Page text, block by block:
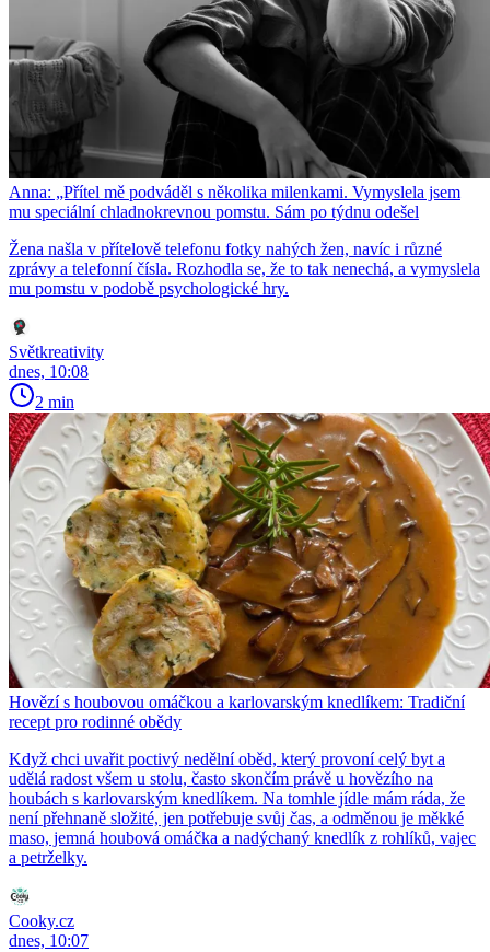
Anna: „Přítel mě podváděl s několika milenkami. Vymyslela jsem
mu speciální chladnokrevnou pomstu. Sám po týdnu odešel
Žena našla v přítelově telefonu fotky nahých žen, navíc i různé
zprávy a telefonní čísla. Rozhodla se, že to tak nenechá, a vymyslela
mu pomstu v podobě psychologické hry.
Světkreativity
dnes, 10:08
2 min
Hovězí s houbovou omáčkou a karlovarským knedlíkem: Tradiční
recept pro rodinné obědy
Když chci uvařit poctivý nedělní oběd, který provoní celý byt a
udělá radost všem u stolu, často skončím právě u hovězího na
houbách s karlovarským knedlíkem. Na tomhle jídle mám ráda, že
není přehnaně složité, jen potřebuje svůj čas, a odměnou je měkké
maso, jemná houbová omáčka a nadýchaný knedlík z rohlíků, vajec
a petrželky.
Cooky.cz
dnes, 10:07